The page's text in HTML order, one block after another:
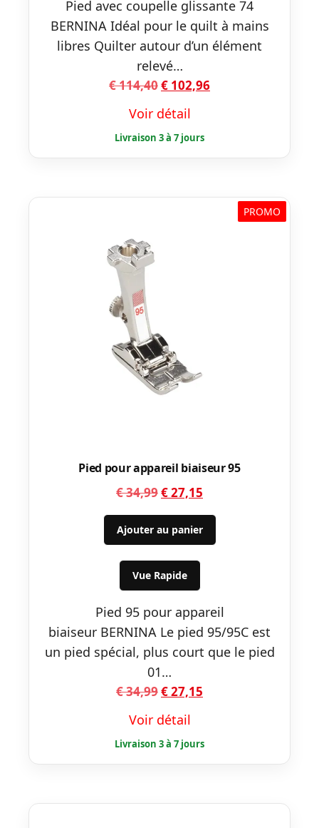
Pied avec coupelle glissante 74
BERNINA Idéal pour le quilt à mains
libres Quilter autour d’un élément
relevé…
€114,40Le
initial
était :
€ 114,40.
€ 102,96Le
€ 102,96.
Voir détail
PROMO
Pied pour appareil biaiseur 95
€34,99Le
prix
initial
était :
€ 34,99.
€27,15
prix
actuel
est :
Ajouter au panier
Vue Rapide
Pied 95 pour appareil
biaiseur BERNINA Le pied 95/95C est
un pied spécial, plus court que le pied
01…
€34,99Le
initial
était :
€ 34,99.
€27,15
est :
€ 27,15.
Voir détail